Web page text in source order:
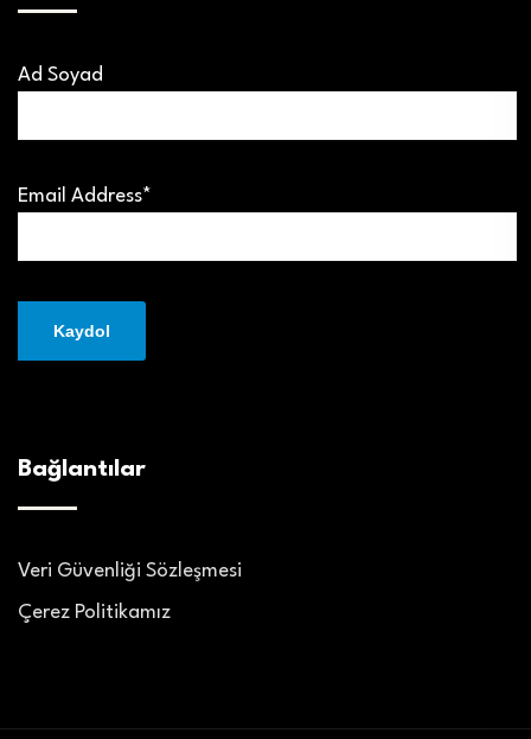
Ad Soyad
Email Address*
Bağlantılar
Veri Güvenliği Sözleşmesi
Çerez Politikamız